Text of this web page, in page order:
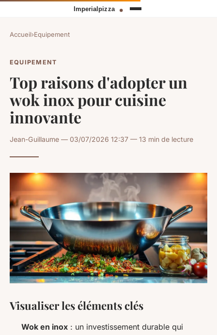
Accueil›Equipement
EQUIPEMENT
Top raisons d'adopter un
wok inox pour cuisine
innovante
Jean-Guillaume — 03/07/2026 12:37 — 13 min de lecture
Visualiser les éléments clés
Wok en inox : un investissement durable qui